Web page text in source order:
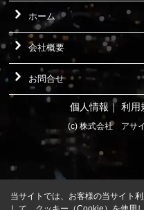
ホーム
会社概要
お問合せ
個人情報 ｜ 利用
(c) 株式会社 アサ
当サイトでは、お客様の当サイト